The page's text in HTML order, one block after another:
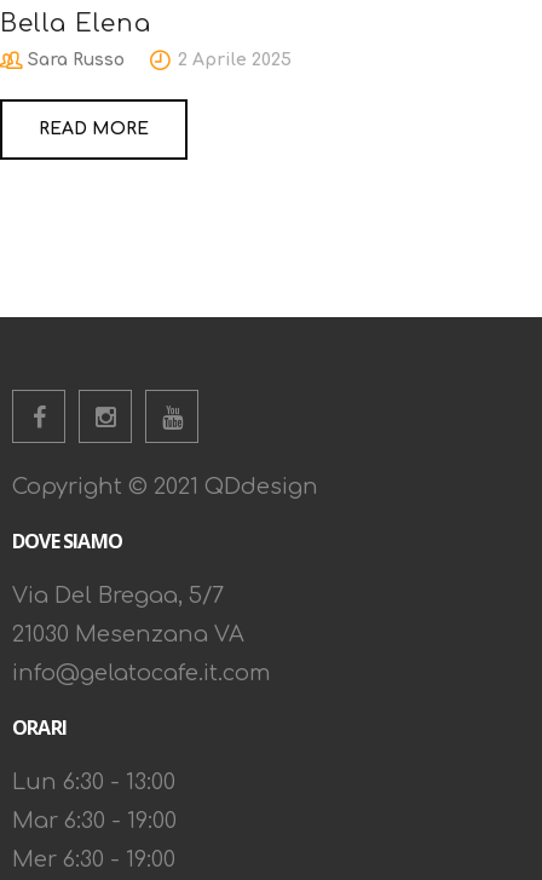
Bella Elena
Sara Russo 2 Aprile 2025
READ MORE
Copyright © 2021 QDdesign
DOVE SIAMO
Via Del Bregaa, 5/7
21030 Mesenzana VA
info@gelatocafe.it.com
ORARI
Lun 6:30 - 13:00
Mar 6:30 - 19:00
Mer 6:30 - 19:00